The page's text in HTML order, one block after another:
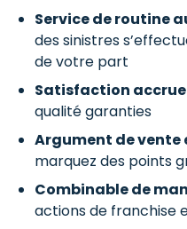
Service de routine
des sinistres
de votre part
Satisfaction
qualité garanties
Argument de vente
marquez des points
Combinable de
actions de franchise